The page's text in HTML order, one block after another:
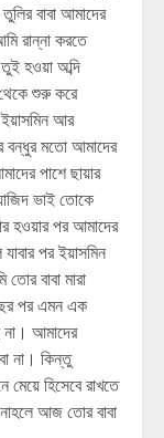
বাবা আমাদের
রান্না করতে
হওয়া অব্দি
শুরু করে
আর
বন্ধুর মতো আমাদের
পাশে ছায়ার
ভাই তোকে
হওয়ার পর আমাদের
পর ইয়াসমিন
বাবা মারা
পর এমন এক
আমাদের
না। কিন্তু
হিসেবে রাখতে
আজ তোর বাবা